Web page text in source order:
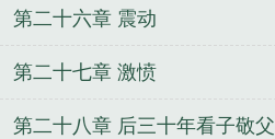
第二十六章 震动
第二十七章 激愤
第二十八章 后三十年看子敬父